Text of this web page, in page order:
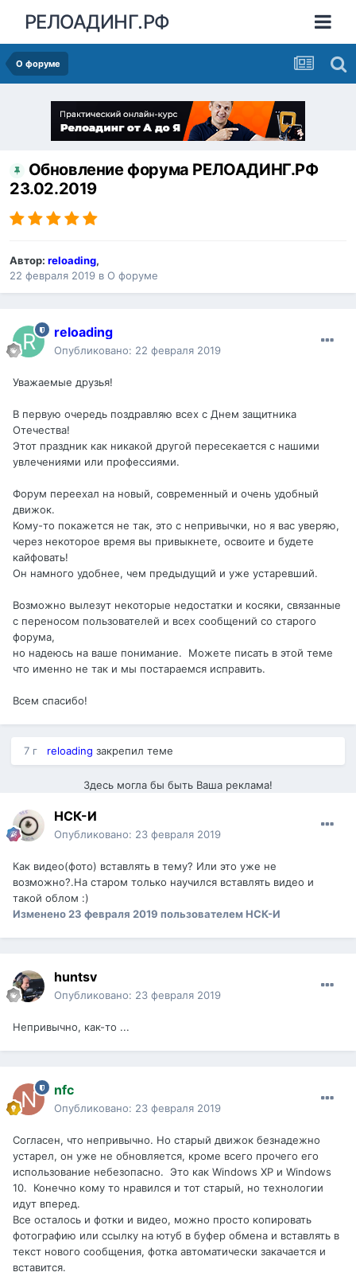
РЕЛОАДИНГ.РФ
О форуме
Обновление форума РЕЛОАДИНГ.РФ
23.02.2019
Автор: reloading,
22 февраля 2019 в О форуме
reloading
Опубликовано: 22 февраля 2019
Уважаемые друзья!
В первую очередь поздравляю всех с Днем защитника
Отечества!
Этот праздник как никакой другой пересекается с нашими
увлечениями или профессиями.
Форум переехал на новый, современный и очень удобный
движок.
Кому-то покажется не так, это с непривычки, но я вас уверяю,
через некоторое время вы привыкнете, освоите и будете
кайфовать!
Он намного удобнее, чем предыдущий и уже устаревший.
Возможно вылезут некоторые недостатки и косяки, связанные
с переносом пользователей и всех сообщений со старого
форума,
но надеюсь на ваше понимание. Можете писать в этой теме
что именно не так и мы постараемся исправить.
Всем спасибо!
7 г reloading закрепил теме
Здесь могла бы быть Ваша реклама!
НСК-И
Опубликовано: 23 февраля 2019
Как видео(фото) вставлять в тему? Или это уже не
возможно?.На старом только научился вставлять видео и
такой облом :)
Изменено23 февраля 2019 пользователем НСК-И
huntsv
Опубликовано: 23 февраля 2019
Непривычно, как-то ...
nfc
Опубликовано: 23 февраля 2019
Согласен, что непривычно. Но старый движок безнадежно
устарел, он уже не обновляется, кроме всего прочего его
использование небезопасно. Это как Windows XP и Windows
10. Конечно кому то нравился и тот старый, но технологии
идут вперед.
Все осталось и фотки и видео, можно просто копировать
фотографию или ссылку на ютуб в буфер обмена и вставлять в
текст нового сообщения, фотка автоматически закачается и
вставится.